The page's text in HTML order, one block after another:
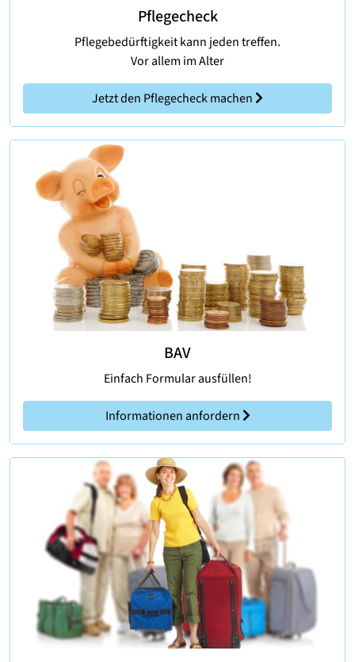
Pflegecheck
Pflegebedürftigkeit kann jeden treffen.
Vor allem im Alter
Jetzt den Pflegecheck machen
BAV
Einfach Formular ausfüllen!
Informationen anfordern